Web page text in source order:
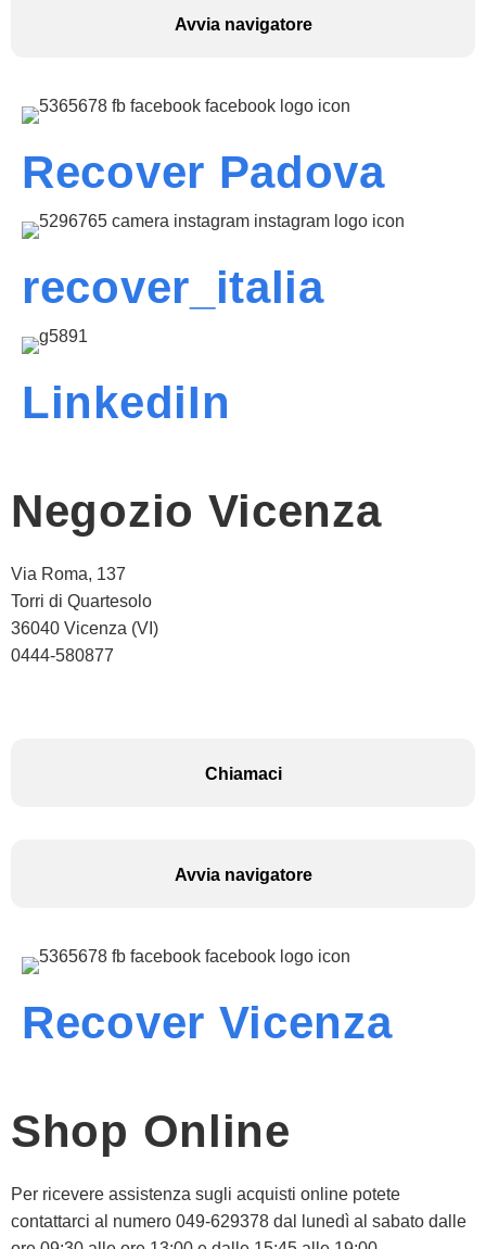
Avvia navigatore
Recover Padova
recover_italia
LinkediIn
Negozio Vicenza
Via Roma, 137
Torri di Quartesolo
36040 Vicenza (VI)
0444-580877
Chiamaci
Avvia navigatore
Recover Vicenza
Shop Online
Per ricevere assistenza sugli acquisti online potete
contattarci al numero 049-629378 dal lunedì al sabato dalle